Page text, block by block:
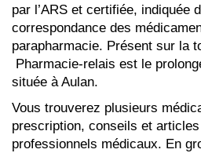
par l’ARS et certifiée, indiquée
correspondance des
parapharmacie. Présent sur la
Pharmacie-relais est le
située à Aulan.
Vous trouverez plusieurs
prescription, conseils et
professionnels médicaux. En